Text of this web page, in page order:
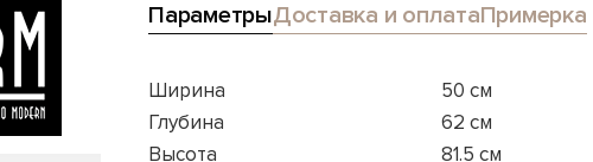
ПараметрыДоставка и оплатаПримерка
Ширина
50 см
Глубина
62 см
Высота
81.5 см